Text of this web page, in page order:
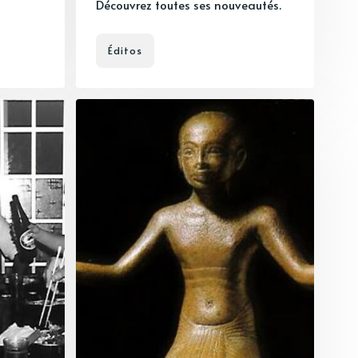
Découvrez toutes ses nouveautés.
Éditos